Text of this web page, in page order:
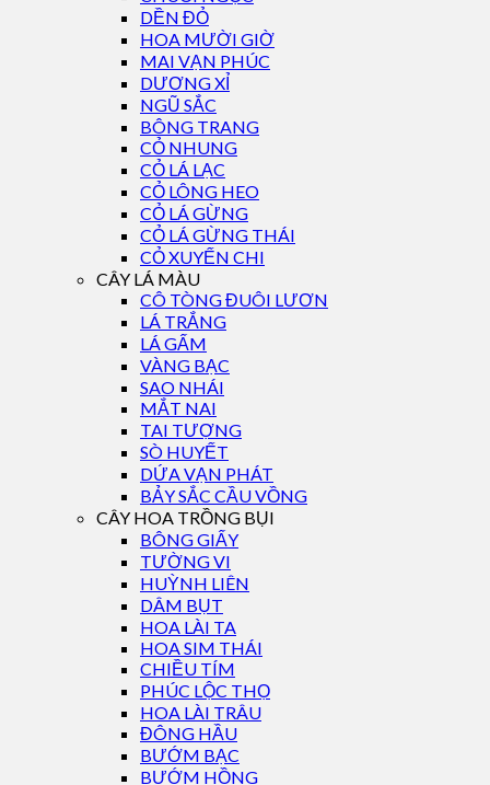
DỀN ĐỎ
HOA MƯỜI GIỜ
MAI VẠN PHÚC
DƯƠNG XỈ
NGŨ SẮC
BÔNG TRANG
CỎ NHUNG
CỎ LÁ LẠC
CỎ LÔNG HEO
CỎ LÁ GỪNG
CỎ LÁ GỪNG THÁI
CỎ XUYẾN CHI
CÂY LÁ MÀU
CÔ TÒNG ĐUÔI LƯƠN
LÁ TRẮNG
LÁ GẤM
VÀNG BẠC
SAO NHÁI
MẮT NAI
TAI TƯỢNG
SÒ HUYẾT
DỨA VẠN PHÁT
BẢY SẮC CẦU VỒNG
CÂY HOA TRỒNG BỤI
BÔNG GIẤY
TƯỜNG VI
HUỲNH LIÊN
DÂM BỤT
HOA LÀI TA
HOA SIM THÁI
CHIỀU TÍM
PHÚC LỘC THỌ
HOA LÀI TRÂU
ĐÔNG HẦU
BƯỚM BẠC
BƯỚM HỒNG